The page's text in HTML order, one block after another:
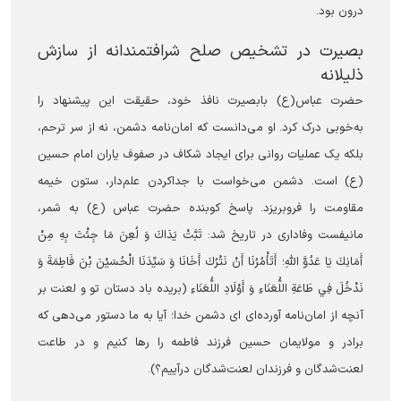
درون بود.
‏بصیرت در تشخیص صلح شرافتمندانه از سازش
ذلیلانه
حضرت عباس(ع) بابصیرت نافذ خود، حقیقت این پیشنهاد را
به‌خوبی درک کرد. او می‌دانست که امان‌نامه دشمن، نه از سر ترحم،
بلکه یک عملیات روانی برای ایجاد شکاف در صفوف یاران امام حسین
(ع) است. دشمن می‌خواست با جداکردن علم‌دار، ستون خیمه
مقاومت را فروبریزد. پاسخ کوبنده حضرت عباس (ع) به شمر،
مانیفست وفاداری در تاریخ شد: تَبَّتْ يَدَاكَ وَ لُعِنَ مَا جِئْتَ بِهِ مِنْ
أَمَانِكَ يَا عَدُوَّ اللَّهِ؛ أَتَأْمُرُنَا أَنْ نَتْرُكَ أَخَانَا وَ سَيِّدَنَا الْحُسَيْنَ بْنَ فَاطِمَةَ وَ
نَدْخُلَ فِي طَاعَةِ اللُّعَنَاءِ وَ أَوْلَادِ اللُّعَنَاءِ (بریده باد دستان تو و لعنت بر
آنچه از امان‌نامه آورده‌ای ای دشمن خدا؛ آیا به ما دستور می‌دهی که
برادر و مولایمان حسین فرزند فاطمه را رها کنیم و در طاعت
لعنت‌شدگان و فرزندان لعنت‌شدگان درآییم؟).